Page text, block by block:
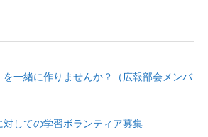
を一緒に作りませんか？（広報部会メンバ
しての学習ボランティア募集